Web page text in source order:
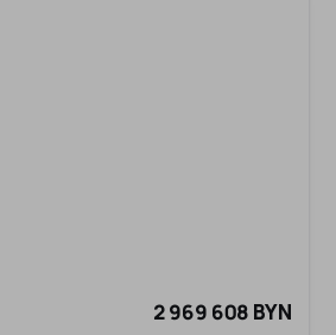
2 969 608 BYN